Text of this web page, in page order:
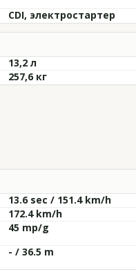
CDI, электростартер
13,2 л
257,6 кг
13.6 sec / 151.4 km/h
172.4 km/h
45 mp/g
- / 36.5 m